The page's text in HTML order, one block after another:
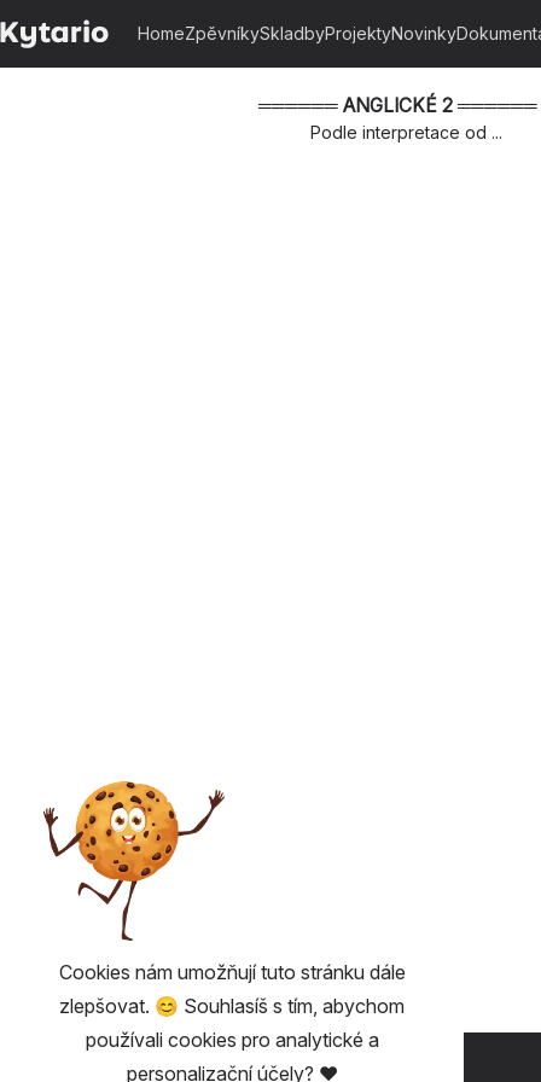
HomeZpěvníkySkladbyProjektyNovinky
══════ ANGLICKÉ 2 ══════
Podle interpretace od ...
UŽITEČNÉ 💡
Cookies nám umožňují tuto stránku dále
zlepšovat. 😊 Souhlasíš s tím, abychom
používali cookies pro analytické a
personalizační účely? ❤️